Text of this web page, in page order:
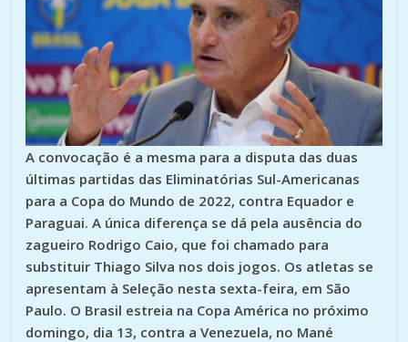
A convocação é a mesma para a disputa das duas
últimas partidas das Eliminatórias Sul-Americanas
para a Copa do Mundo de 2022, contra Equador e
Paraguai. A única diferença se dá pela ausência do
zagueiro Rodrigo Caio, que foi chamado para
substituir Thiago Silva nos dois jogos. Os atletas se
apresentam à Seleção nesta sexta-feira, em São
Paulo. O Brasil estreia na Copa América no próximo
domingo, dia 13, contra a Venezuela, no Mané